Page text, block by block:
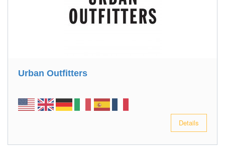
Urban Outfitters
Details